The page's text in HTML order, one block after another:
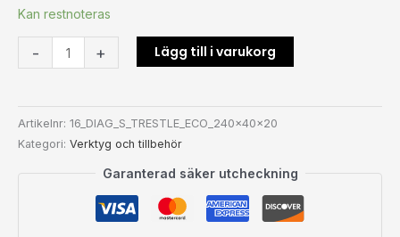
Kan restnoteras
- + Lägg till i varukorg
Artikelnr: 16_DIAG_S_TRESTLE_ECO_240x40x20
Kategori: Verktyg och tillbehör
Garanterad säker utcheckning